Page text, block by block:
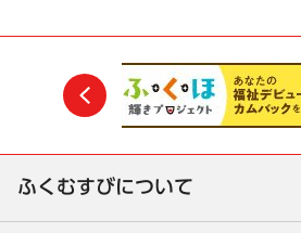
前
ふくむすびについて